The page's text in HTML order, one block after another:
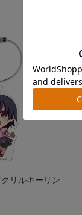
リルキーリン